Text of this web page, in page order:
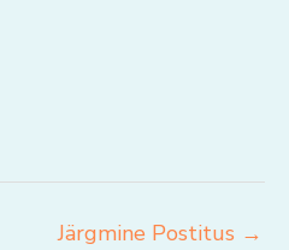
Järgmine Postitus →